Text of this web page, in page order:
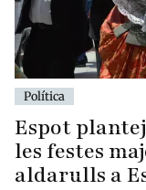
Política
Espot
les festes
aldarulls a